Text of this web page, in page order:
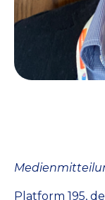
Platform 195,